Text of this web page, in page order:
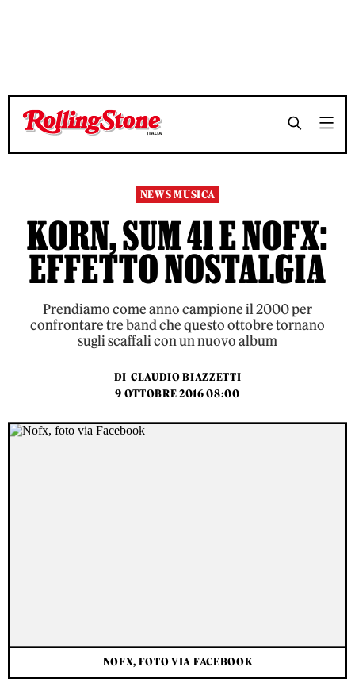
TEMPO DI LETTURA 4 MINUTI SHARE
TEMPO DI LETTURA 4 MINUTI SHARE
NEWS MUSICA
KORN, SUM 41 E NOFX:
EFFETTO NOSTALGIA
Prendiamo come anno campione il 2000 per
confrontare tre band che questo ottobre tornano
sugli scaffali con un nuovo album
DI CLAUDIO BIAZZETTI
9 OTTOBRE 2016 08:00
NOFX, FOTO VIA FACEBOOK